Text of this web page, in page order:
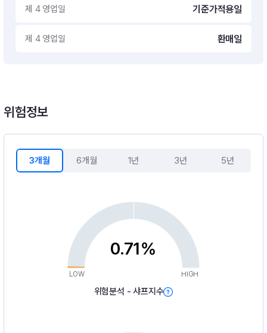
제 4 영업일 기준가적용일
제 4 영업일 환매일
위험정보
3개월 6개월 1년 3년 5년
0.71%
LOW HIGH
위험분석 - 샤프지수